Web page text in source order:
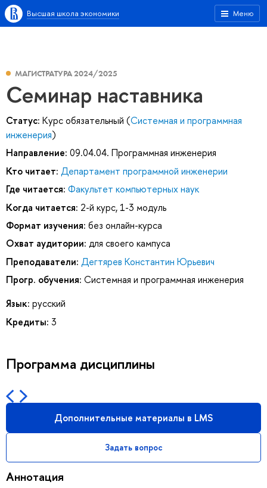
Меню
Высшая школа экономики
МАГИСТРАТУРА 2024/2025
Семинар наставника
Статус: Курс обязательный (Системная и программная
инженерия)
Направление: 09.04.04. Программная инженерия
Кто читает: Департамент программной инженерии
Где читается: Факультет компьютерных наук
Когда читается: 2-й курс, 1-3 модуль
Формат изучения: без онлайн-курса
Охват аудитории: для своего кампуса
Преподаватели: Дегтярев Константин Юрьевич
Прогр. обучения: Системная и программная инженерия
Язык: русский
Кредиты: 3
Программа дисциплины
Дополнительные материалы в LMS
Задать вопрос
Аннотация